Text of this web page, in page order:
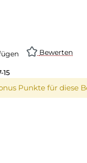
Bewerten
15
Punkte für diese